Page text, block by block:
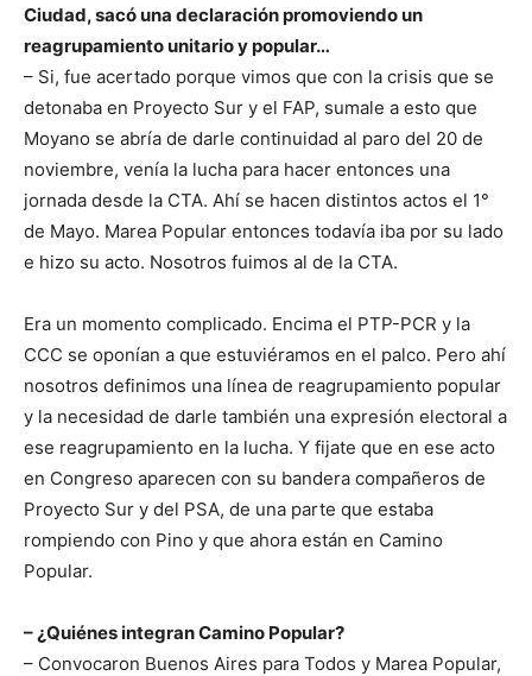
Ciudad, sacó una declaración promoviendo un
reagrupamiento unitario y popular…
– Si, fue acertado porque vimos que con la crisis que se
detonaba en Proyecto Sur y el FAP, sumale a esto que
Moyano se abría de darle continuidad al paro del 20 de
noviembre, venía la lucha para hacer entonces una
jornada desde la CTA. Ahí se hacen distintos actos el 1°
de Mayo. Marea Popular entonces todavía iba por su lado
e hizo su acto. Nosotros fuimos al de la CTA.
Era un momento complicado. Encima el PTP-PCR y la
CCC se oponían a que estuviéramos en el palco. Pero ahí
nosotros definimos una línea de reagrupamiento popular
y la necesidad de darle también una expresión electoral a
ese reagrupamiento en la lucha. Y fijate que en ese acto
en Congreso aparecen con su bandera compañeros de
Proyecto Sur y del PSA, de una parte que estaba
rompiendo con Pino y que ahora están en Camino
Popular.
– ¿Quiénes integran Camino Popular?
– Convocaron Buenos Aires para Todos y Marea Popular,